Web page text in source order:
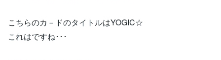
こちらのカ－ドのタイトルはYOGIC☆
これはですね･･･